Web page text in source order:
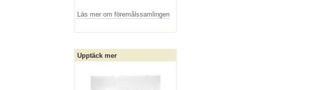
Läs mer om föremålssamlingen
Upptäck mer